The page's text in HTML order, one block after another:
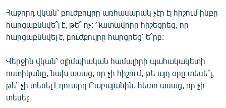
Հաջորդ վկան՝ բուժքույրը առհասարակ չէր էլ հիշում ինքը
հարցաքննվե՞լ է, թե՞ ոչ: Դատավորը հիշեցրեց, որ
հարցաքննվել է, բուժքույրը հարցրեց՝ ե՞րբ:
Վերջին վկան՝ օլիմպիական համալիրի պահակակետի
ոստիկանը, նախ ասաց, որ չի հիշում, թե այդ օրը տեսե՞լ,
թե՞ չի տեսել Էդուարդ Բաբայանին, հետո ասաց, որ չի
տեսել: